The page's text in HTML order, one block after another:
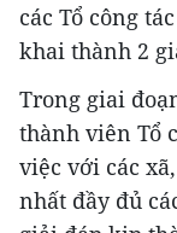
các Tổ công
khai thành 2
Trong giai
thành viên Tổ
việc với các
nhất đầy đủ